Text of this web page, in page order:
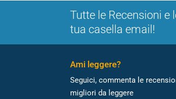
Tutte le Recensioni e
tua casella email!
Ami leggere?
Seguici, commenta le
migliori da leggere